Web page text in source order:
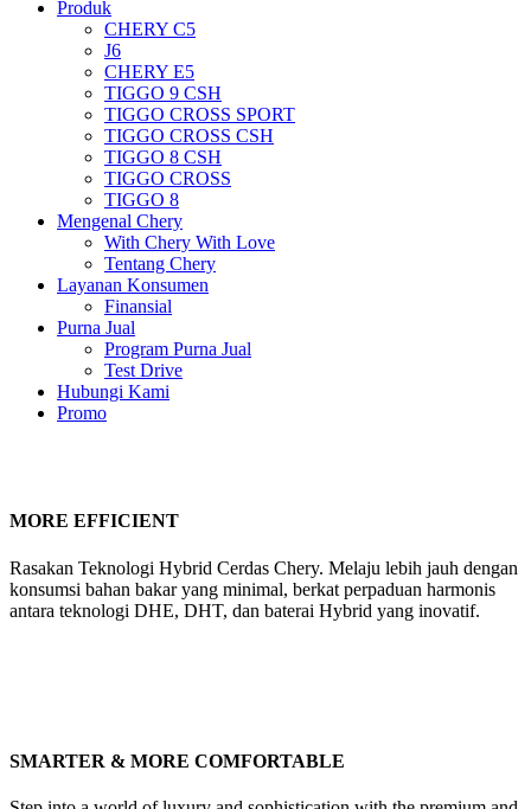
Produk
CHERY C5
J6
CHERY E5
TIGGO 9 CSH
TIGGO CROSS SPORT
TIGGO CROSS CSH
TIGGO 8 CSH
TIGGO CROSS
TIGGO 8
Mengenal Chery
With Chery With Love
Tentang Chery
Layanan Konsumen
Finansial
Purna Jual
Program Purna Jual
Test Drive
Hubungi Kami
Promo
MORE EFFICIENT
Rasakan Teknologi Hybrid Cerdas Chery. Melaju lebih jauh dengan
konsumsi bahan bakar yang minimal, berkat perpaduan harmonis
antara teknologi DHE, DHT, dan baterai Hybrid yang inovatif.
SMARTER & MORE COMFORTABLE